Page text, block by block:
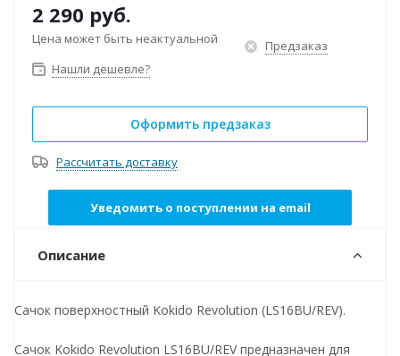
2 290 руб.
Цена может быть неактуальной
Предзаказ
Нашли дешевле?
Оформить предзаказ
Рассчитать доставку
Уведомить о поступлении на email
Описание
Сачок поверхностный Kokido Revolution (LS16BU/REV).
Сачок Kokido Revolution LS16BU/REV предназначен для